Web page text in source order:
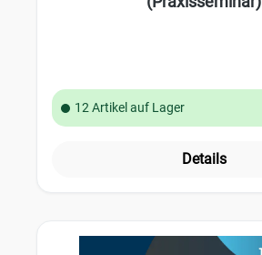
12 Artikel auf Lager
Details